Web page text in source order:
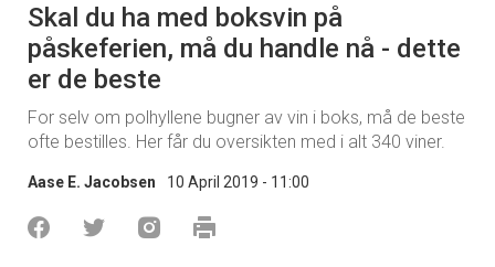
Skal du ha med boksvin på
påskeferien, må du handle nå - dette
er de beste
For selv om polhyllene bugner av vin i boks, må de beste
ofte bestilles. Her får du oversikten med i alt 340 viner.
Aase E. Jacobsen 10 April 2019 - 11:00